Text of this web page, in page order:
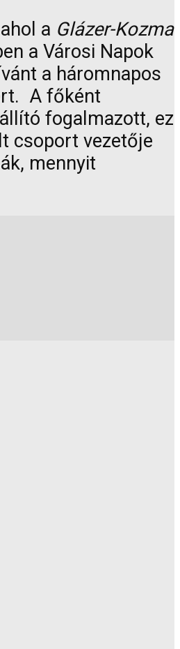
a Glázer-Kozma
a Városi Napok
a háromnapos
A főként
fogalmazott, ez
csoport vezetője
mennyit